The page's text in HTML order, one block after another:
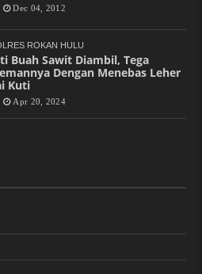
Dec 04, 2012
ROKAN HULU
Buah Sawit Diambil, Tega
Dengan Menebas Leher
Kuti
Apr 20, 2024